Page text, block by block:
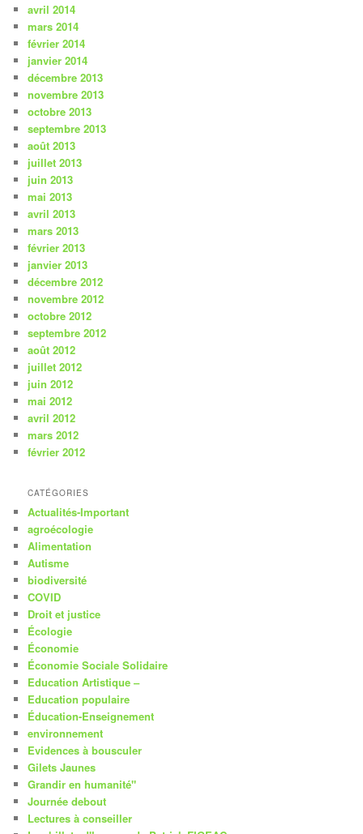
avril 2014
mars 2014
février 2014
janvier 2014
décembre 2013
novembre 2013
octobre 2013
septembre 2013
août 2013
juillet 2013
juin 2013
mai 2013
avril 2013
mars 2013
février 2013
janvier 2013
décembre 2012
novembre 2012
octobre 2012
septembre 2012
août 2012
juillet 2012
juin 2012
mai 2012
avril 2012
mars 2012
février 2012
CATÉGORIES
Actualités-Important
agroécologie
Alimentation
Autisme
biodiversité
COVID
Droit et justice
Écologie
Économie
Économie Sociale Solidaire
Education Artistique –
Education populaire
Éducation-Enseignement
environnement
Evidences à bousculer
Gilets Jaunes
Grandir en humanité"
Journée debout
Lectures à conseiller